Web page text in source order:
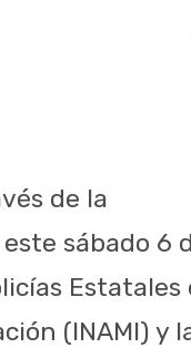
de la
sábado 6
Estatales
(INAMI) y